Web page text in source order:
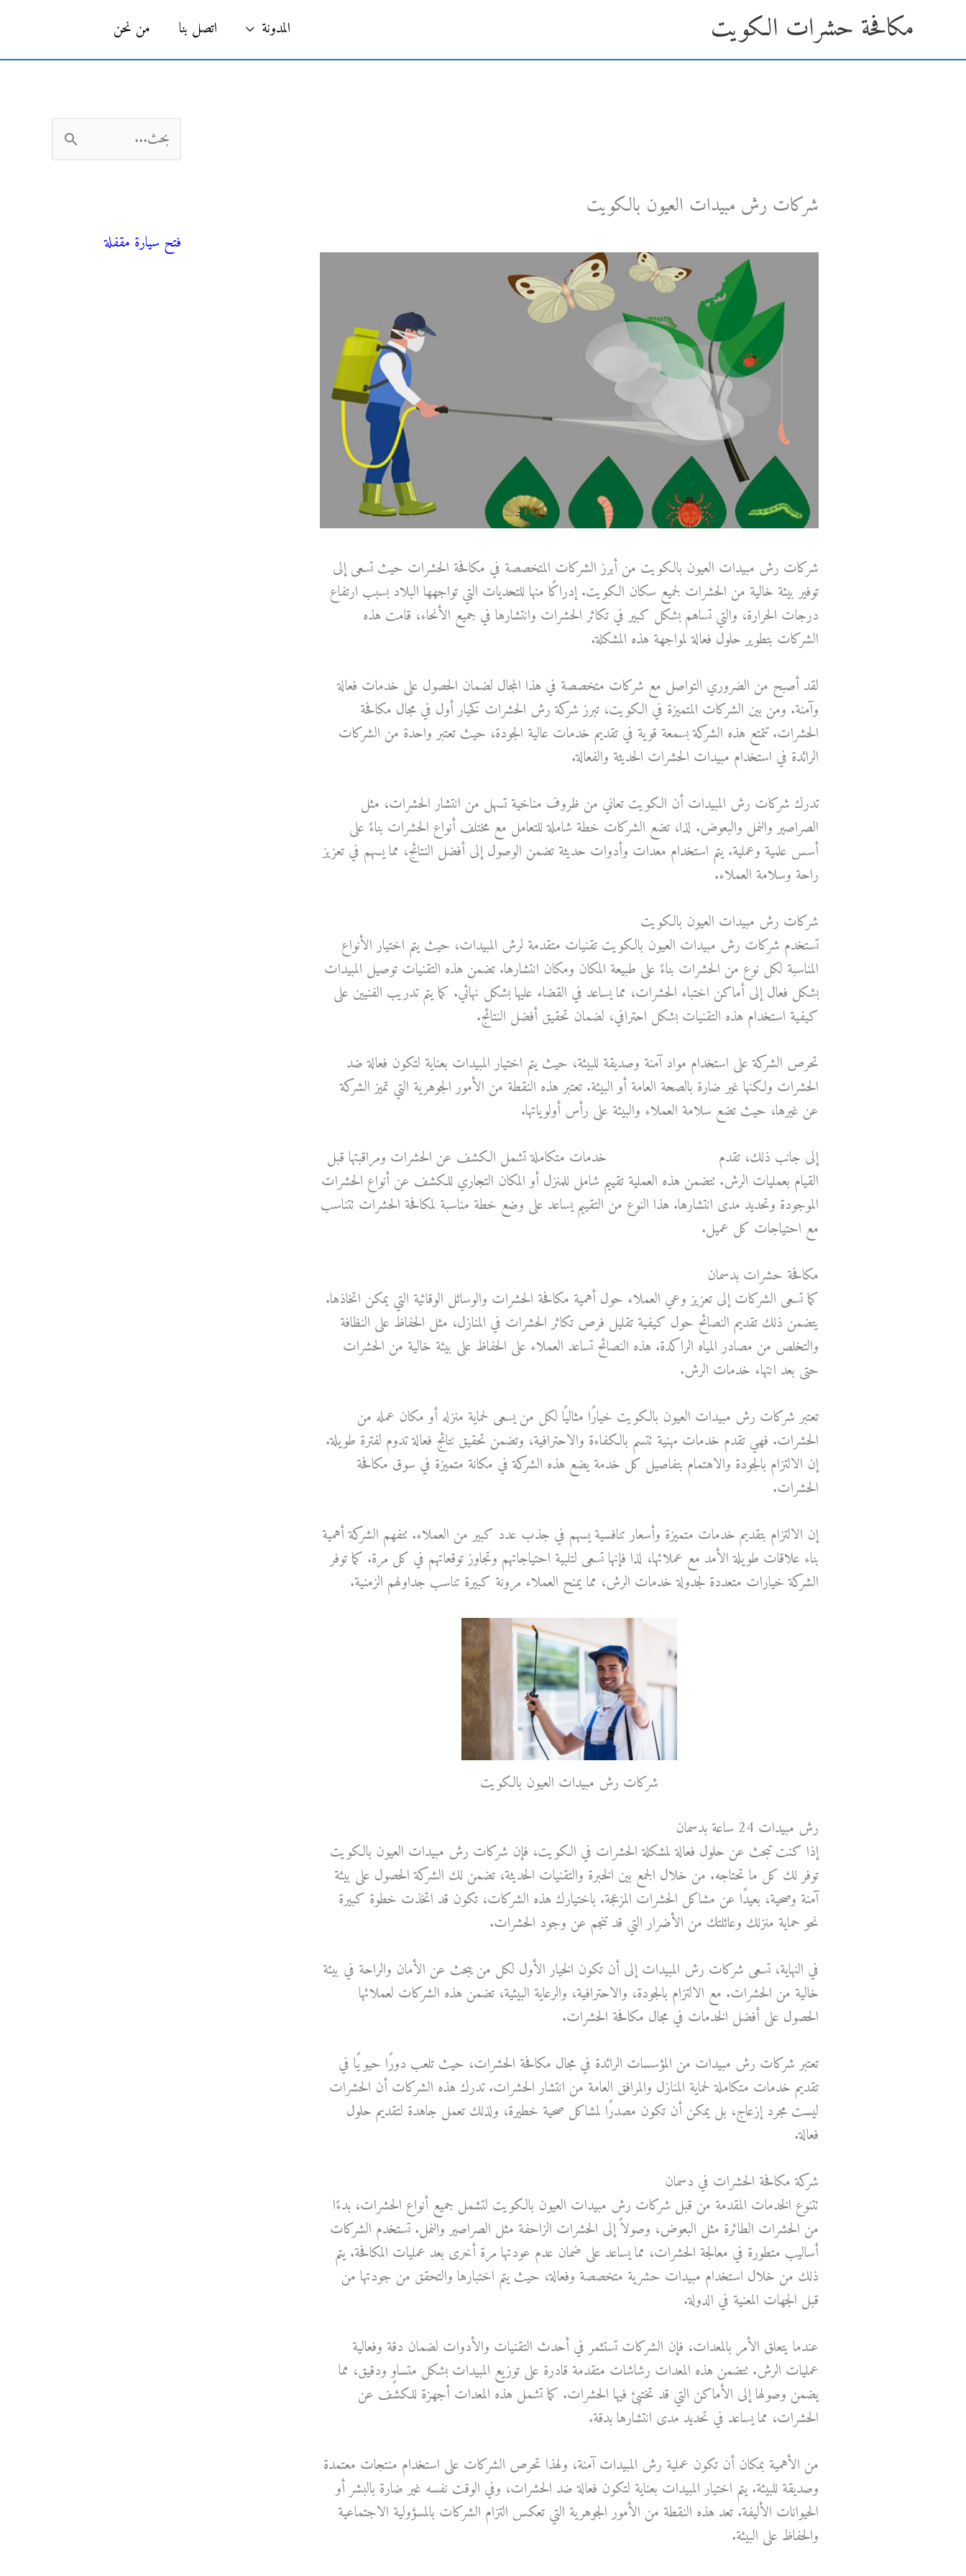
المحتوى
مكافحة حشرات الكويت المدونة اتصل بنا من نحن
شركات رش مبيدات العيون بالكويت
شركات رش مبيدات العيون بالكويت من أبرز الشركات المتخصصة في مكافحة الحشرات حيث تسعى إلى
توفير بيئة خالية من الحشرات لجميع سكان الكويت. إدراكًا منها للتحديات التي تواجهها البلاد بسبب ارتفاع
درجات الحرارة، والتي تساهم بشكل كبير في تكاثر الحشرات وانتشارها في جميع الأنحاء، قامت هذه
الشركات بتطوير حلول فعالة لمواجهة هذه المشكلة.
لقد أصبح من الضروري التواصل مع شركات متخصصة في هذا المجال لضمان الحصول على خدمات فعالة
وآمنة. ومن بين الشركات المتميزة في الكويت، تبرز شركة رش الحشرات كخيار أول في مجال مكافحة
الحشرات. تتمتع هذه الشركة بسمعة قوية في تقديم خدمات عالية الجودة، حيث تعتبر واحدة من الشركات
الرائدة في استخدام مبيدات الحشرات الحديثة والفعالة.
تدرك شركات رش المبيدات أن الكويت تعاني من ظروف مناخية تسهل من انتشار الحشرات، مثل
الصراصير والنمل والبعوض. لذا، تضع الشركات خطة شاملة للتعامل مع مختلف أنواع الحشرات بناءً على
أسس علمية وعملية. يتم استخدام معدات وأدوات حديثة تضمن الوصول إلى أفضل النتائج، مما يسهم في تعزيز
راحة وسلامة العملاء.
شركات رش مبيدات العيون بالكويت
تستخدم شركات رش مبيدات العيون بالكويت تقنيات متقدمة لرش المبيدات، حيث يتم اختيار الأنواع
المناسبة لكل نوع من الحشرات بناءً على طبيعة المكان ومكان انتشارها. تضمن هذه التقنيات توصيل المبيدات
بشكل فعال إلى أماكن اختباء الحشرات، مما يساعد في القضاء عليها بشكل نهائي. كما يتم تدريب الفنيين على
كيفية استخدام هذه التقنيات بشكل احترافي، لضمان تحقيق أفضل النتائج.
تحرص الشركة على استخدام مواد آمنة وصديقة للبيئة، حيث يتم اختيار المبيدات بعناية لتكون فعالة ضد
الحشرات ولكنها غير ضارة بالصحة العامة أو البيئة. تعتبر هذه النقطة من الأمور الجوهرية التي تميز الشركة
عن غيرها، حيث تضع سلامة العملاء والبيئة على رأس أولوياتها.
إلى جانب ذلك، تقدم
خدمات متكاملة تشمل الكشف عن الحشرات ومراقبتها قبل
القيام بعمليات الرش. تتضمن هذه العملية تقييم شامل للمنزل أو المكان التجاري للكشف عن أنواع الحشرات
الموجودة وتحديد مدى انتشارها. هذا النوع من التقييم يساعد على وضع خطة مناسبة لمكافحة الحشرات تتناسب
مع احتياجات كل عميل.
مكافحة حشرات بدسمان
كما تسعى الشركات إلى تعزيز وعي العملاء حول أهمية مكافحة الحشرات والوسائل الوقائية التي يمكن اتخاذها.
يتضمن ذلك تقديم النصائح حول كيفية تقليل فرص تكاثر الحشرات في المنازل، مثل الحفاظ على النظافة
والتخلص من مصادر المياه الراكدة. هذه النصائح تساعد العملاء على الحفاظ على بيئة خالية من الحشرات
حتى بعد انتهاء خدمات الرش.
تعتبر شركات رش مبيدات العيون بالكويت خيارًا مثاليًا لكل من يسعى لحماية منزله أو مكان عمله من
الحشرات. فهي تقدم خدمات مهنية تتسم بالكفاءة والاحترافية، وتضمن تحقيق نتائج فعالة تدوم لفترة طويلة.
إن الالتزام بالجودة والاهتمام بتفاصيل كل خدمة يضع هذه الشركة في مكانة متميزة في سوق مكافحة
الحشرات.
إن الالتزام بتقديم خدمات متميزة وأسعار تنافسية يسهم في جذب عدد كبير من العملاء. تتفهم الشركة أهمية
بناء علاقات طويلة الأمد مع عملائها، لذا فإنها تسعى لتلبية احتياجاتهم وتجاوز توقعاتهم في كل مرة. كما توفر
الشركة خيارات متعددة لجدولة خدمات الرش، مما يمنح العملاء مرونة كبيرة تناسب جداولهم الزمنية.
شركات رش مبيدات العيون بالكويت
رش مبيدات 24 ساعة بدسمان
إذا كنت تبحث عن حلول فعالة لمشكلة الحشرات في الكويت، فإن شركات رش مبيدات العيون بالكويت
توفر لك كل ما تحتاجه. من خلال الجمع بين الخبرة والتقنيات الحديثة، تضمن لك الشركة الحصول على بيئة
آمنة وصحية، بعيدًا عن مشاكل الحشرات المزعجة. باختيارك هذه الشركات، تكون قد اتخذت خطوة كبيرة
نحو حماية منزلك وعائلتك من الأضرار التي قد تنجم عن وجود الحشرات.
في النهاية، تسعى شركات رش المبيدات إلى أن تكون الخيار الأول لكل من يبحث عن الأمان والراحة في بيئة
خالية من الحشرات. مع الالتزام بالجودة، والاحترافية، والرعاية البيئية، تضمن هذه الشركات لعملائها
الحصول على أفضل الخدمات في مجال مكافحة الحشرات.
تعتبر شركات رش مبيدات من المؤسسات الرائدة في مجال مكافحة الحشرات، حيث تلعب دورًا حيويًا في
تقديم خدمات متكاملة لحماية المنازل والمرافق العامة من انتشار الحشرات. تدرك هذه الشركات أن الحشرات
ليست مجرد إزعاج، بل يمكن أن تكون مصدرًا لمشاكل صحية خطيرة، ولذلك تعمل جاهدة لتقديم حلول
فعالة.
شركة مكافحة الحشرات في دسمان
تتنوع الخدمات المقدمة من قبل شركات رش مبيدات العيون بالكويت لتشمل جميع أنواع الحشرات، بدءًا
من الحشرات الطائرة مثل البعوض، وصولاً إلى الحشرات الزاحفة مثل الصراصير والنمل. تستخدم الشركات
أساليب متطورة في معالجة الحشرات، مما يساعد على ضمان عدم عودتها مرة أخرى بعد عمليات المكافحة. يتم
ذلك من خلال استخدام مبيدات حشرية متخصصة وفعالة، حيث يتم اختبارها والتحقق من جودتها من
قبل الجهات المعنية في الدولة.
عندما يتعلق الأمر بالمعدات، فإن الشركات تستثمر في أحدث التقنيات والأدوات لضمان دقة وفعالية
عمليات الرش. تتضمن هذه المعدات رشاشات متقدمة قادرة على توزيع المبيدات بشكل متساوٍ ودقيق، مما
يضمن وصولها إلى الأماكن التي قد تختبئ فيها الحشرات. كما تشمل هذه المعدات أجهزة للكشف عن
الحشرات، مما يساعد في تحديد مدى انتشارها بدقة.
من الأهمية بمكان أن تكون عملية رش المبيدات آمنة، ولهذا تحرص الشركات على استخدام منتجات معتمدة
وصديقة للبيئة. يتم اختيار المبيدات بعناية لتكون فعالة ضد الحشرات، وفي الوقت نفسه غير ضارة بالبشر أو
الحيوانات الأليفة. تعد هذه النقطة من الأمور الجوهرية التي تعكس التزام الشركات بالمسؤولية الاجتماعية
والحفاظ على البيئة.
ل
ث
فتح سيارة مقفلة